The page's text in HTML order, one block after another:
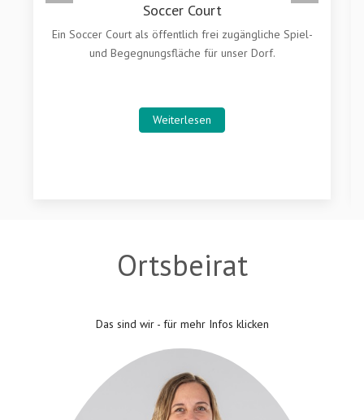
Soccer Court
Ein Soccer Court als öffentlich frei zugängliche Spiel-
und Begegnungsfläche für unser Dorf.
Weiterlesen
Ortsbeirat
Das sind wir - für mehr Infos klicken